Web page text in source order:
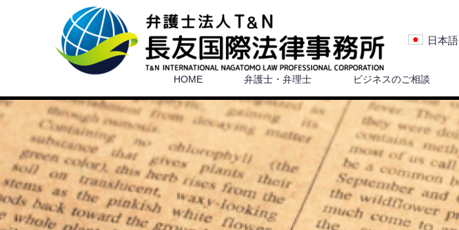
日本語
HOME 弁護士・弁理士 ビジネスのご相談